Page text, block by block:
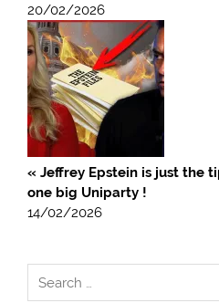
20/02/2026
« Jeffrey Epstein is just the
one big Uniparty !
14/02/2026